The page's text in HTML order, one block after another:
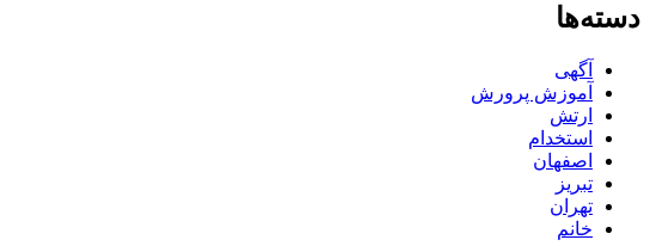
دسته‌ها
آگهی
آموزش پرورش
ارتش
استخدام
اصفهان
تبریز
تهران
خانم